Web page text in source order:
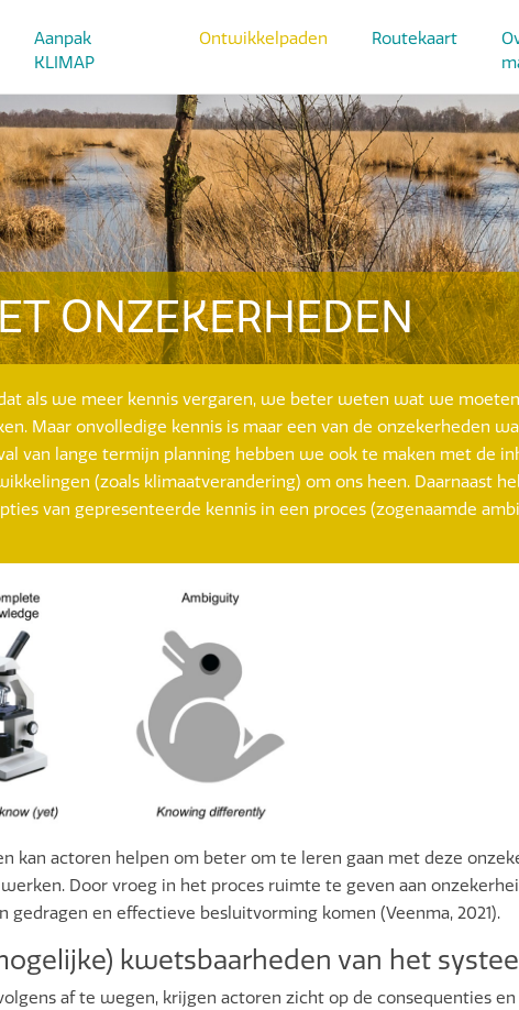
Aanpak
KLIMAP
Ontwikkelpaden Routekaart
ONZEKERHEDEN
als we meer kennis vergaren, we beter weten wat we
Maar onvolledige kennis is maar een van de onzekerheden
van lange termijn planning hebben we ook te maken met de
(zoals klimaatverandering) om ons heen. Daarnaast
van gepresenteerde kennis in een proces (zogenaamde
kan actoren helpen om beter om te leren gaan met deze
Door vroeg in het proces ruimte te geven aan
gedragen en effectieve besluitvorming komen (Veenma, 2021).
kwetsbaarheden van het
af te wegen, krijgen actoren zicht op de consequenties